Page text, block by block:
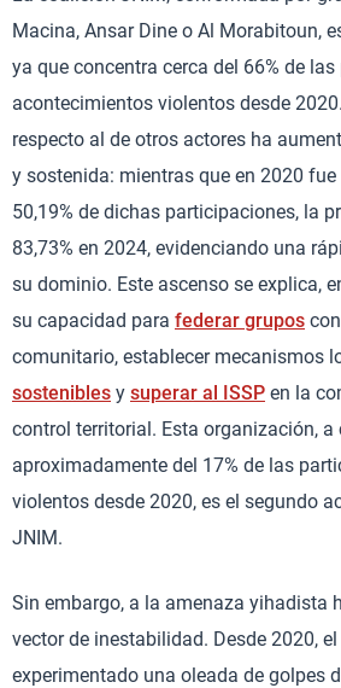
Macina, Ansar Dine o Al Morabitoun,
ya que concentra cerca del 66% de
acontecimientos violentos desde 2020.
respecto al de otros actores ha
y sostenida: mientras que en 2020
50,19% de dichas participaciones, la
83,73% en 2024, evidenciando una
su dominio. Este ascenso se explica,
su capacidad para federar grupos
comunitario, establecer mecanismos
sostenibles y superar al ISSP en la
control territorial. Esta organización, a
aproximadamente del 17% de las
violentos desde 2020, es el segundo
JNIM.
Sin embargo, a la amenaza yihadista
vector de inestabilidad. Desde 2020,
experimentado una oleada de golpes